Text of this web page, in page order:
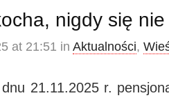
nigdy się nie
at 21:51 in Aktualności,
21.11.2025 r.